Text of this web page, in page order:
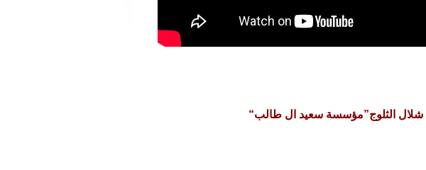
شلال الثلوج”مؤسسة سعيد ال طالب“